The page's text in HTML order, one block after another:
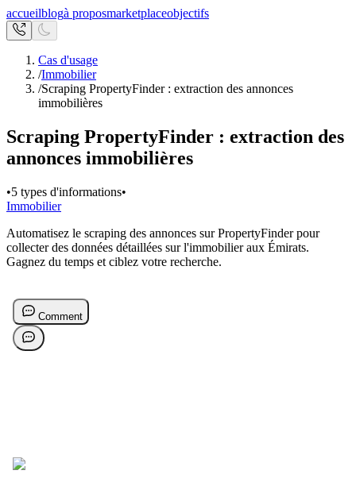
accueilblogà proposmarketplaceobjectifs
Cas d'usage
/Immobilier
/Scraping PropertyFinder : extraction des annonces
immobilières
Scraping PropertyFinder : extraction des
annonces immobilières
•5 types d'informations•
Immobilier
Automatisez le scraping des annonces sur PropertyFinder pour
collecter des données détaillées sur l'immobilier aux Émirats.
Gagnez du temps et ciblez votre recherche.